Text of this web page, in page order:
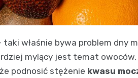
taki właśnie bywa problem dny
mylący jest temat owoców,
podnosić stężenie kwasu